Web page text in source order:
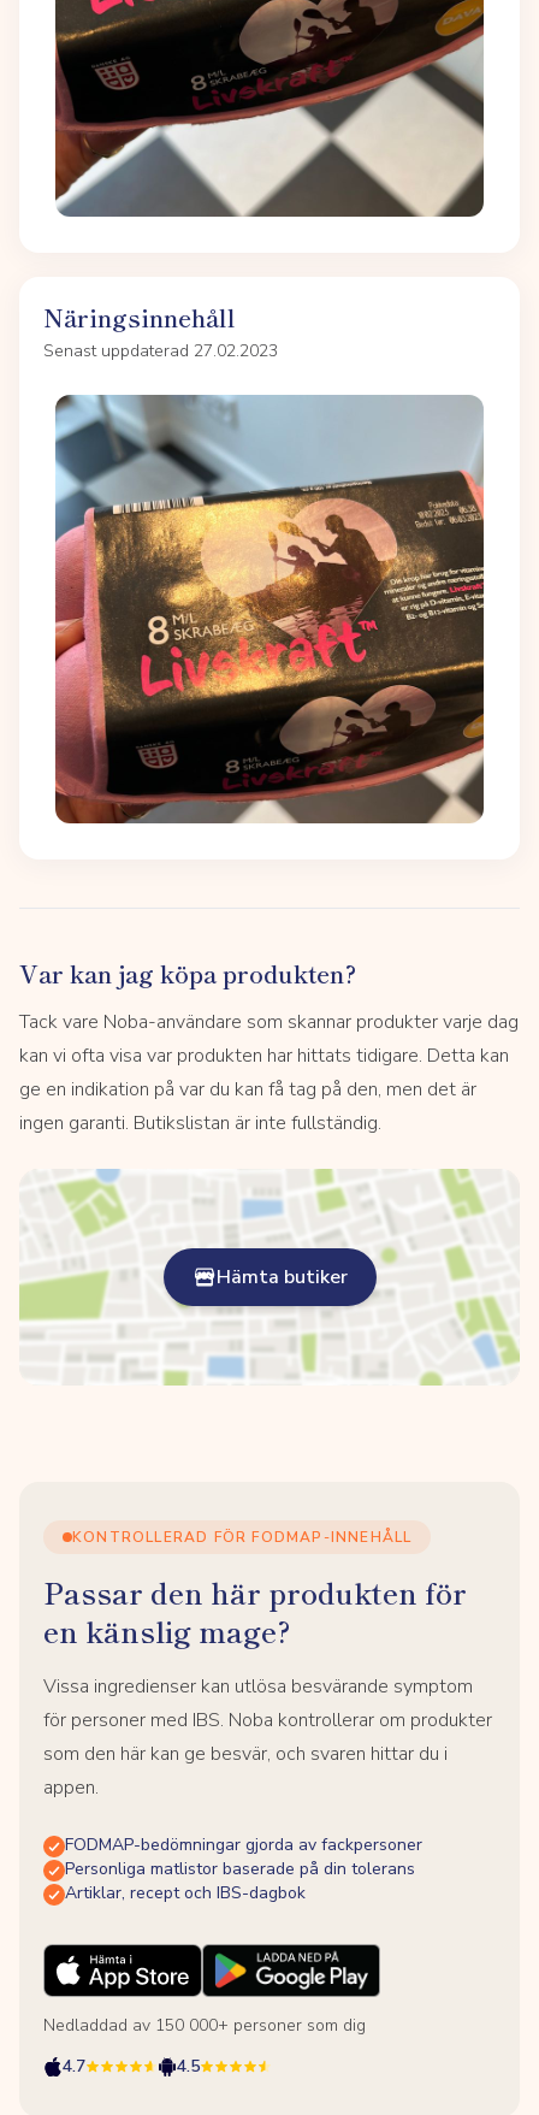
Näringsinnehåll
Senast uppdaterad 27.02.2023
Var kan jag köpa produkten?
Tack vare Noba-användare som skannar produkter varje dag
kan vi ofta visa var produkten har hittats tidigare. Detta kan
ge en indikation på var du kan få tag på den, men det är
ingen garanti. Butikslistan är inte fullständig.
Hämta butiker
KONTROLLERAD FÖR FODMAP-INNEHÅLL
Passar den här produkten för
en känslig mage?
Vissa ingredienser kan utlösa besvärande symptom
för personer med IBS. Noba kontrollerar om produkter
som den här kan ge besvär, och svaren hittar du i
appen.
FODMAP-bedömningar gjorda av fackpersoner
Personliga matlistor baserade på din tolerans
Artiklar, recept och IBS-dagbok
Nedladdad av 150 000+ personer som dig
4.7
4.5